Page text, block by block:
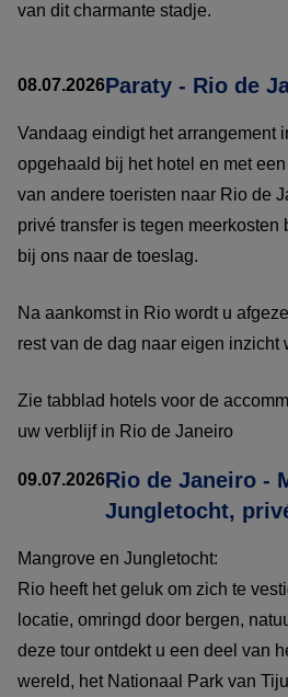
van dit charmante stadje.
08.07.2026Paraty - Rio de
Vandaag eindigt het arrangement
opgehaald bij het hotel en met
van andere toeristen naar Rio de
privé transfer is tegen meerkosten
bij ons naar de toeslag.
Na aankomst in Rio wordt u
rest van de dag naar eigen inzicht
Zie tabblad hotels voor de
uw verblijf in Rio de Janeiro
09.07.2026Rio de Janeiro -
Jungletocht,
Mangrove en Jungletocht:
Rio heeft het geluk om zich te
locatie, omringd door bergen,
deze tour ontdekt u een deel van
wereld, het Nationaal Park van